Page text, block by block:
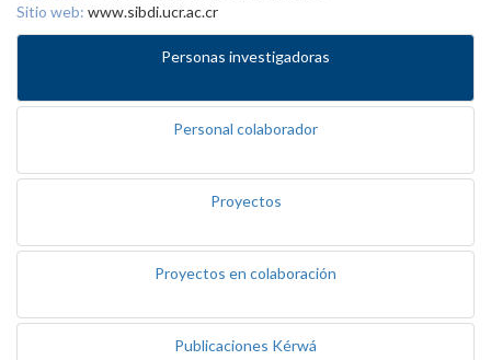
Sitio web: www.sibdi.ucr.ac.cr
Personas investigadoras
Personal colaborador
Proyectos
Proyectos en colaboración
Publicaciones Kérwá